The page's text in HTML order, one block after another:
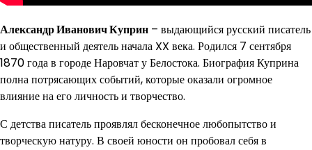
Александр Иванович Куприн – выдающийся русский писатель
и общественный деятель начала XX века. Родился 7 сентября
1870 года в городе Наровчат у Белостока. Биография Куприна
полна потрясающих событий, которые оказали огромное
влияние на его личность и творчество.
С детства писатель проявлял бесконечное любопытство и
творческую натуру. В своей юности он пробовал себя в